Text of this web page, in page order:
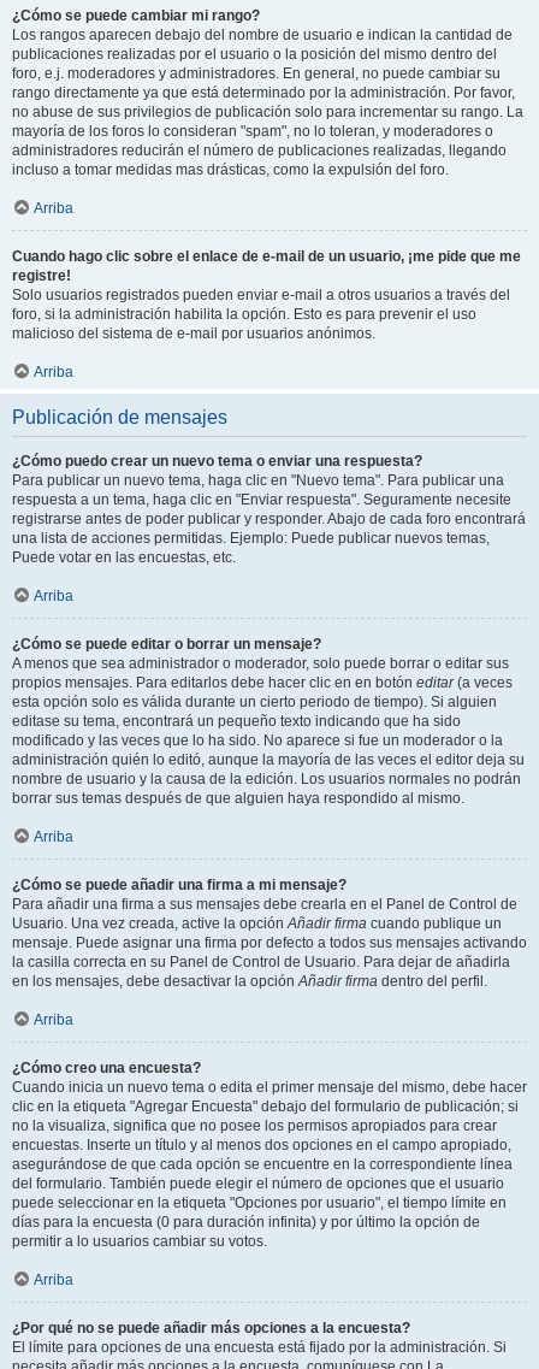
¿Cómo se puede cambiar mi rango?
Los rangos aparecen debajo del nombre de usuario e indican la cantidad de
publicaciones realizadas por el usuario o la posición del mismo dentro del
foro, e.j. moderadores y administradores. En general, no puede cambiar su
rango directamente ya que está determinado por la administración. Por favor,
no abuse de sus privilegios de publicación solo para incrementar su rango. La
mayoría de los foros lo consideran "spam", no lo toleran, y moderadores o
administradores reducirán el número de publicaciones realizadas, llegando
incluso a tomar medidas mas drásticas, como la expulsión del foro.
Arriba
Cuando hago clic sobre el enlace de e-mail de un usuario, ¡me pide que me
registre!
Solo usuarios registrados pueden enviar e-mail a otros usuarios a través del
foro, si la administración habilita la opción. Esto es para prevenir el uso
malicioso del sistema de e-mail por usuarios anónimos.
Arriba
Publicación de mensajes
¿Cómo puedo crear un nuevo tema o enviar una respuesta?
Para publicar un nuevo tema, haga clic en "Nuevo tema". Para publicar una
respuesta a un tema, haga clic en "Enviar respuesta". Seguramente necesite
registrarse antes de poder publicar y responder. Abajo de cada foro encontrará
una lista de acciones permitidas. Ejemplo: Puede publicar nuevos temas,
Puede votar en las encuestas, etc.
Arriba
¿Cómo se puede editar o borrar un mensaje?
A menos que sea administrador o moderador, solo puede borrar o editar sus
propios mensajes. Para editarlos debe hacer clic en en botón editar(a veces
esta opción solo es válida durante un cierto periodo de tiempo). Si alguien
editase su tema, encontrará un pequeño texto indicando que ha sido
modificado y las veces que lo ha sido. No aparece si fue un moderador o la
administración quién lo editó, aunque la mayoría de las veces el editor deja su
nombre de usuario y la causa de la edición. Los usuarios normales no podrán
borrar sus temas después de que alguien haya respondido al mismo.
Arriba
¿Cómo se puede añadir una firma a mi mensaje?
Para añadir una firma a sus mensajes debe crearla en el Panel de Control de
Usuario. Una vez creada, active la opciónAñadir firma cuando publique un
mensaje. Puede asignar una firma por defecto a todos sus mensajes activando
la casilla correcta en su Panel de Control de Usuario. Para dejar de añadirla
en los mensajes, debe desactivar la opciónAñadir firma dentro del perfil.
Arriba
¿Cómo creo una encuesta?
Cuando inicia un nuevo tema o edita el primer mensaje del mismo, debe hacer
clic en la etiqueta "Agregar Encuesta" debajo del formulario de publicación; si
no la visualiza, significa que no posee los permisos apropiados para crear
encuestas. Inserte un título y al menos dos opciones en el campo apropiado,
asegurándose de que cada opción se encuentre en la correspondiente línea
del formulario. También puede elegir el número de opciones que el usuario
puede seleccionar en la etiqueta "Opciones por usuario", el tiempo límite en
días para la encuesta (0 para duración infinita) y por último la opción de
permitir a lo usuarios cambiar su votos.
Arriba
¿Por qué no se puede añadir más opciones a la encuesta?
El límite para opciones de una encuesta está fijado por la administración. Si